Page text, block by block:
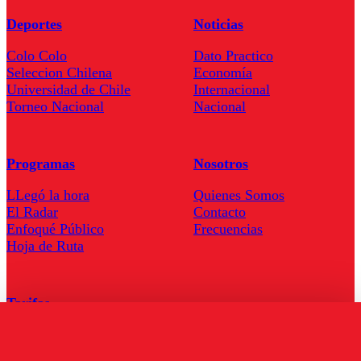
Deportes
Colo Colo
Seleccion Chilena
Universidad de Chile
Torneo Nacional
Noticias
Dato Practico
Economía
Internacional
Nacional
Programas
LLegó la hora
El Radar
Enfoqué Público
Hoja de Ruta
Nosotros
Quienes Somos
Contacto
Frecuencias
Tarifas